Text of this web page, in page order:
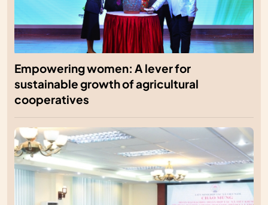
Empowering women: A lever for
sustainable growth of agricultural
cooperatives